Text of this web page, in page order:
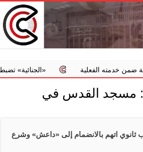
الفعلية ‏«الجنائية» تضبط
مسجد القدس في
ثانوي اتهم بالانضمام إلى ‏«داعش» وشرع